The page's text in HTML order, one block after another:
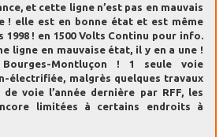
et cette ligne n’est pas en mauvais
! elle est en bonne état et est même
! en 1500 Volts Continu pour info.
ligne en mauvaise état, il y en a une !
Montluçon ! 1 seule voie
électrifiée, malgrès quelques travaux
voie l’année dernière par RFF, les
limitées à certains endroits à